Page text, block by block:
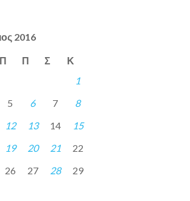
2016
Π Π Σ Κ
1
5 6 7
8
12 13 14
15
19 20 21
22
26 27 28
29